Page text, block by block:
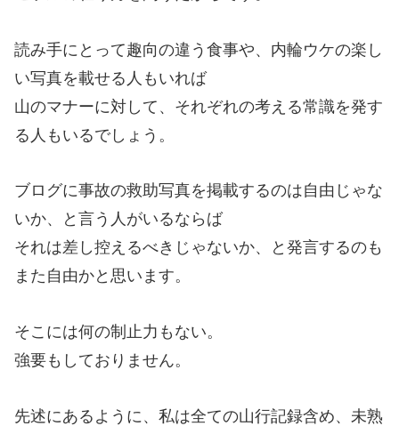
読み手にとって趣向の違う食事や、内輪ウケの楽し
い写真を載せる人もいれば
山のマナーに対して、それぞれの考える常識を発す
る人もいるでしょう。
ブログに事故の救助写真を掲載するのは自由じゃな
いか、と言う人がいるならば
それは差し控えるべきじゃないか、と発言するのも
また自由かと思います。
そこには何の制止力もない。
強要もしておりません。
先述にあるように、私は全ての山行記録含め、未熟